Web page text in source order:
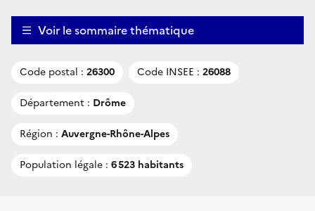
Voir le sommaire thématique
Code postal : 26300 Code INSEE : 26088
Département : Drôme
Région : Auvergne-Rhône-Alpes
Population légale : 6 523 habitants